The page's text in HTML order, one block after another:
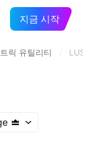
지금 시작
릭 유틸리티